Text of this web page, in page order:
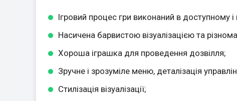
Ігровий процес гри виконаний в доступному
Насичена барвистою візуалізацією та
Хороша іграшка для проведення дозвілля;
Зручне і зрозуміле меню, деталізація
Стилізація візуалізації;